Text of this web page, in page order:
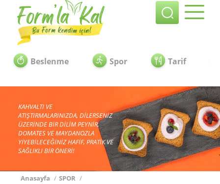
Beslenme Spor Tarif
KAHVALTI VE
ATIŞTIRMALARINIZDA, DİLERSENİZ
ÜZERİNDE BİR DİLİM PEYNİR,
DOMATES VE MAYDANOZLA
YİYEBİLECEĞİNİZ HAFİF, PRATİK VE
SAĞLIKLI BİR ÖNERİ!
Anasayfa / SPOR /